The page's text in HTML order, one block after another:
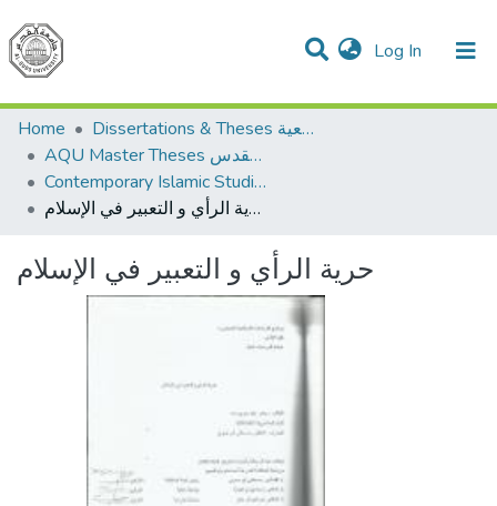
Log In (current)
Communities & Collections
All of DSpace
Home
Dissertations & Theses الرسائل الجامعية
AQU Master Theses الرسائل الجامعية الخاصة بجامعة القدس
Contemporary Islamic Studies الدراسات الإسلامية المعاصرة
حرية الرأي و التعبير في الإسلام
حرية الرأي و التعبير في الإسلام